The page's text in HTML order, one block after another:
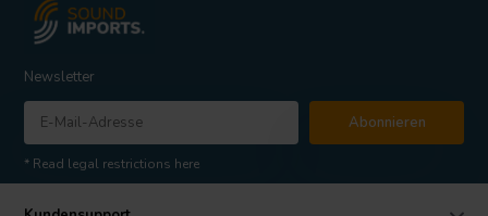
Newsletter
Abonnieren
* Read legal restrictions here